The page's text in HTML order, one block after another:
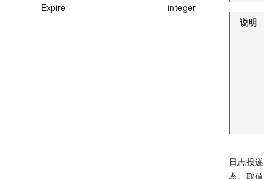
Expire integer
说明
日志投递
态。取值：